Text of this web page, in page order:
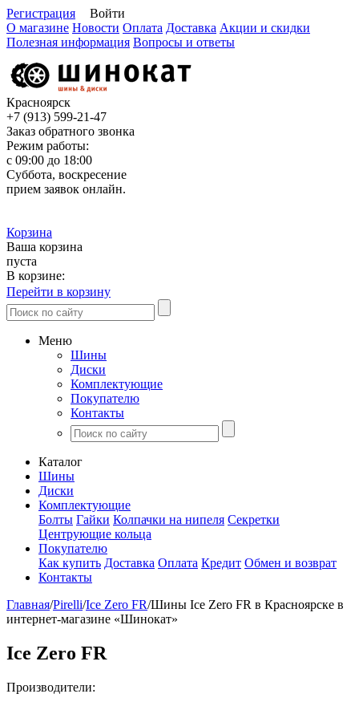
Регистрация
Войти
О магазине Новости Оплата Доставка Акции и скидки
Полезная информация Вопросы и ответы
Красноярск
+7 (913) 599-21-47
Заказ обратного звонка
Режим работы:
с 09:00 до 18:00
Суббота, воскресение
прием заявок онлайн.
Корзина
Ваша корзина
пуста
В корзине:
Перейти в корзину
Меню
Шины
Диски
Комплектующие
Покупателю
Контакты
Каталог
Шины
Диски
Комплектующие
Болты Гайки Колпачки на нипеля Секретки
Центрующие кольца
Покупателю
Как купить Доставка Оплата Кредит Обмен и возврат
Контакты
Главная/Pirelli/Ice Zero FR/Шины Ice Zero FR в Красноярске в
интернет-магазине «Шинокат»
Ice Zero FR
Производители: